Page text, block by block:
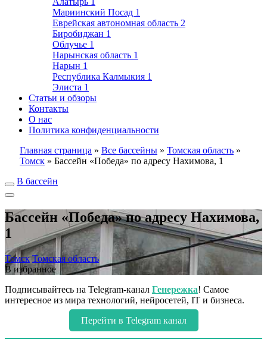
Мариинский Посад 1
Еврейская автономная область 2
Биробиджан 1
Облучье 1
Нарынская область 1
Нарын 1
Республика Калмыкия 1
Элиста 1
Статьи и обзоры
Контакты
О нас
Политика конфиденциальности
Главная страница » Все бассейны » Томская область »
Томск » Бассейн «Победа» по адресу Нахимова, 1
В бассейн
Бассейн «Победа» по адресу Нахимова,
1
Томск Томская область
В избранное
Подписывайтесь на Telegram-канал Генережка! Самое
интересное из мира технологий, нейросетей, IT и бизнеса.
Перейти в Telegram канал